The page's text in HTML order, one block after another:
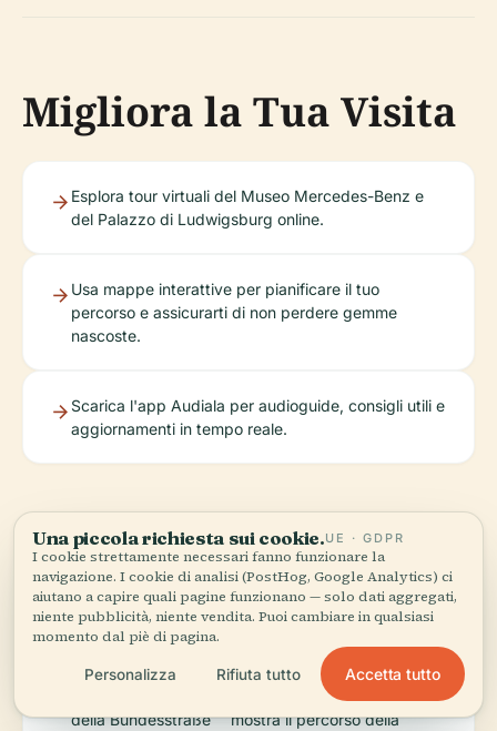
Migliora la Tua Visita
Esplora tour virtuali del Museo Mercedes-Benz e
del Palazzo di Ludwigsburg online.
Usa mappe interattive per pianificare il tuo
percorso e assicurarti di non perdere gemme
nascoste.
Scarica l'app Audiala per audioguide, consigli utili e
aggiornamenti in tempo reale.
Immagini e Media
della Bundesstraße
(testo alt: "Mappa che
mostra il percorso della
Una piccola richiesta sui cookie.UE · GDPR
I cookie strettamente necessari fanno funzionare la
navigazione. I cookie di analisi (PostHog, Google Analytics) ci
aiutano a capire quali pagine funzionano — solo dati aggregati,
niente pubblicità, niente vendita. Puoi cambiare in qualsiasi
momento dal piè di pagina.
Personalizza Rifiuta tutto Accetta tutto